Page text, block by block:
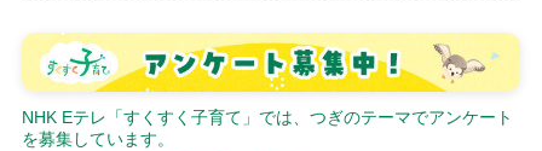
NHK Eテレ「すくすく子育て」では、つぎのテーマでアンケート
を募集しています。